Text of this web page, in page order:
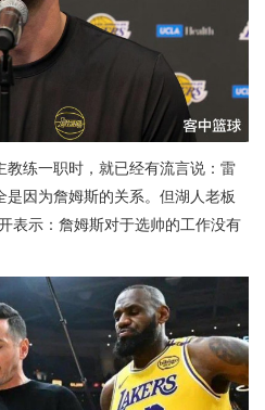
练一职时，就已经有流言说：雷
因为詹姆斯的关系。但湖人老板
表示：詹姆斯对于选帅的工作没有